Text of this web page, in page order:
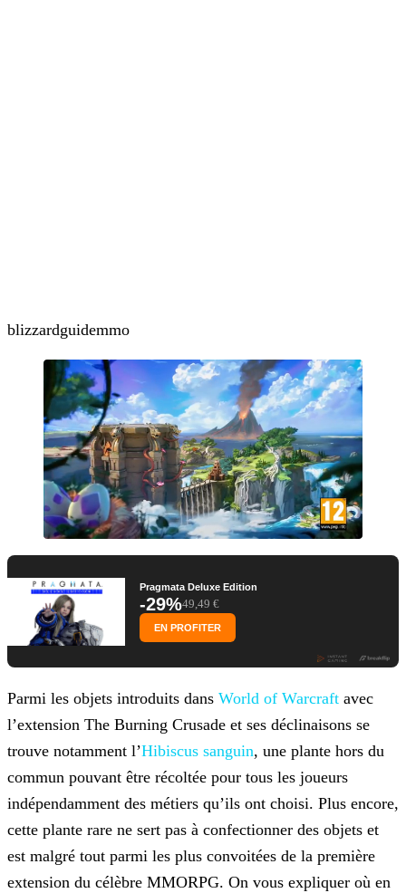
blizzardguidemmo
Pragmata Deluxe Edition
-29%49,49 €
EN PROFITER
Parmi les objets introduits dans World of Warcraft avec
l’extension The Burning Crusade et ses déclinaisons se
trouve notamment l’Hibiscus sanguin, une plante hors du
commun pouvant être récoltée pour tous les joueurs
indépendamment des métiers qu’ils ont choisi. Plus encore,
cette plante rare ne sert pas à confectionner des objets et
est malgré tout parmi les plus convoitées de la première
extension du célèbre MMORPG. On vous expliquer où en